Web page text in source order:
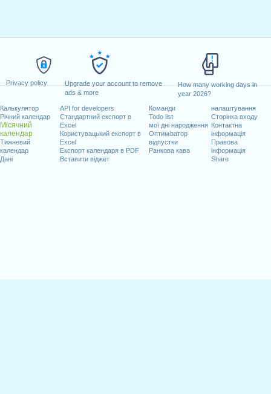
Privacy policy
Upgrade your account to remove
ads & more
How many working days in
year 2026?
Калькулятор
Річний календар
Місячний
календар
Тижневий
календар
Дані
API for developers
Стандартний експорт в
Excel
Користувацький експорт в
Excel
Експорт календаря в PDF
Вставити віджет
Команди
Todo list
мої дні народження
Оптимізатор
відпустки
Ранкова кава
налаштування
Сторінка входу
Контактна
інформація
Правова
інформація
Share